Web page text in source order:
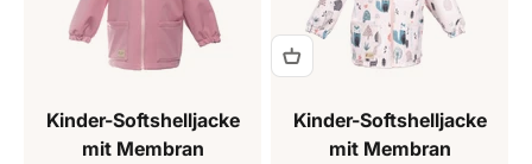
Kinder-Softshelljacke
mit Membran
Kinder-Softshelljacke
mit Membran